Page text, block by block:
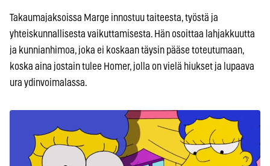
Takaumajaksoissa Marge innostuu taiteesta, työstä ja
yhteiskunnallisesta vaikuttamisesta. Hän osoittaa lahjakkuutta
ja kunnianhimoa, joka ei koskaan täysin pääse toteutumaan,
koska aina jostain tulee Homer, jolla on vielä hiukset ja lupaava
ura ydinvoimalassa.